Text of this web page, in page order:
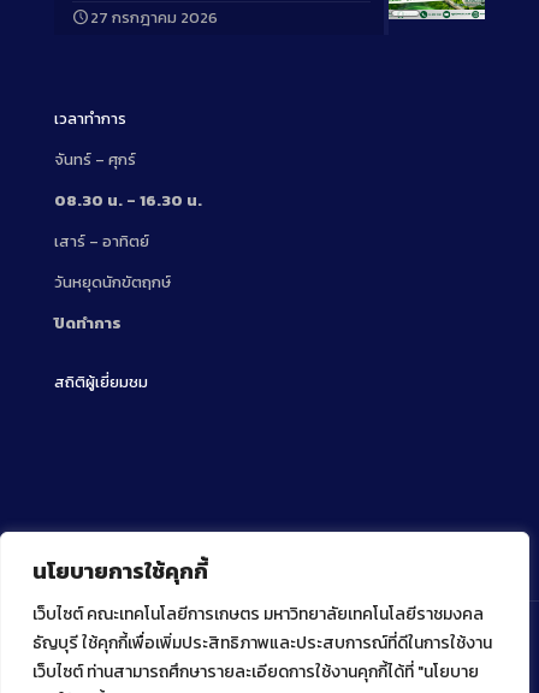
นโยบายการใช้คุกกี้
เว็บไซต์ คณะเทคโนโลยีการเกษตร มหาวิทยาลัยเทคโนโลยีราชมงคล
ธัญบุรี ใช้คุกกี้เพื่อเพิ่มประสิทธิภาพและประสบการณ์ที่ดีในการใช้งาน
เว็บไซต์ ท่านสามารถศึกษารายละเอียดการใช้งานคุกกี้ได้ที่ "นโยบาย
Long
27 กรกฎาคม 2026
เวลาทำการ
จันทร์ – ศุกร์
08.30 น. – 16.30 น.
เสาร์ – อาทิตย์
วันหยุดนักขัตฤกษ์
ปิดทำการ
สถิติผู้เยี่ยมชม
Copyright ⓒ 2022 คณะเทคโนโลยีการเกษตร มหาวิทยาลัย